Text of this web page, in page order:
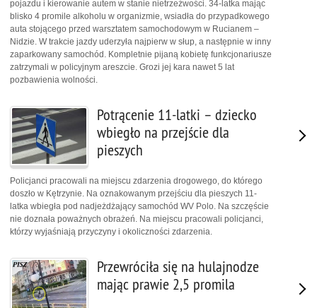
pojazdu i kierowanie autem w stanie nietrzeźwości. 34-latka mając
blisko 4 promile alkoholu w organizmie, wsiadła do przypadkowego
auta stojącego przed warsztatem samochodowym w Rucianem –
Nidzie. W trakcie jazdy uderzyła najpierw w słup, a następnie w inny
zaparkowany samochód. Kompletnie pijaną kobietę funkcjonariusze
zatrzymali w policyjnym areszcie. Grozi jej kara nawet 5 lat
pozbawienia wolności.
Potrącenie 11-latki – dziecko
wbiegło na przejście dla
pieszych
Policjanci pracowali na miejscu zdarzenia drogowego, do którego
doszło w Kętrzynie. Na oznakowanym przejściu dla pieszych 11-
latka wbiegła pod nadjeżdżający samochód WV Polo. Na szczęście
nie doznała poważnych obrażeń. Na miejscu pracowali policjanci,
którzy wyjaśniają przyczyny i okoliczności zdarzenia.
Przewróciła się na hulajnodze
mając prawie 2,5 promila